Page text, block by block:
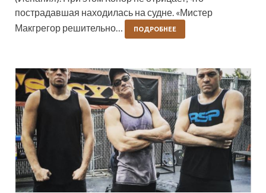
пострадавшая находилась на судне. «Мистер
Макгрегор решительно…
ПОДРОБНЕЕ